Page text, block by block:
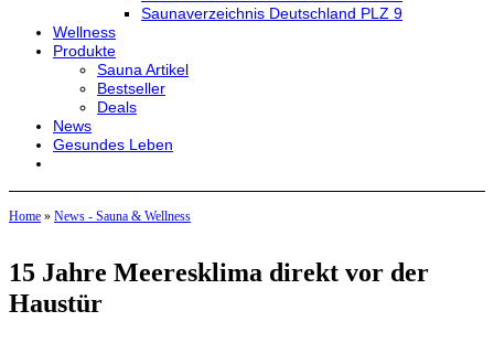
Saunaverzeichnis Deutschland PLZ 9
Wellness
Produkte
Sauna Artikel
Bestseller
Deals
News
Gesundes Leben
Home » News - Sauna & Wellness
15 Jahre Meeresklima direkt vor der
Haustür